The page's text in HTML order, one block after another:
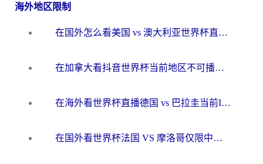
海外地区限制
在国外怎么看美国 vs 澳大利亚世界杯直播？海外党必藏的中文解说观赛指南
在加拿大看抖音世界杯当前地区不可播放？海外党体育观赛终极指南
在海外看世界杯直播德国 vs 巴拉圭当前IP受限制？这篇指南帮你轻松解决地区限制
在国外看世界杯法国 VS 摩洛哥仅限中国大陆？别让地域限制拦下你的欢呼